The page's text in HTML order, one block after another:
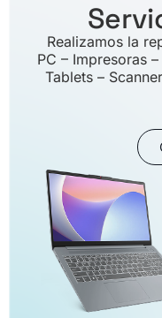
Realizamos la
PC – Impresoras
Tablets –